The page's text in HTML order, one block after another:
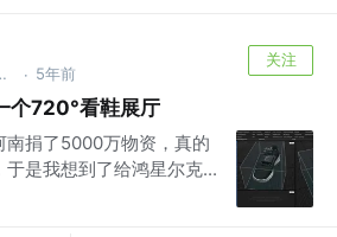
@zerolty · 5年前
关注
个720°看鞋展厅
南捐了5000万物资，真的
是我想到了给鸿星尔克...